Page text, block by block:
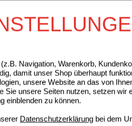
Navigation, Warenkorb,
damit unser Shop überhaupt
unsere Website an das von
Sie unsere Seiten nutzen, setzen wir
einblenden zu können.
Datenschutzerklärung bei dem
Sie sparen 2,90 € 37%
50
AVP*** 11,11 €
Unser Preis* 6,65 €
Sie sparen
verw. bis*****:
04/2027